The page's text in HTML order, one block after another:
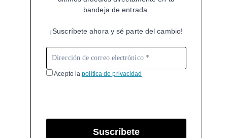
bandeja de entrada.
¡Suscríbete ahora y sé parte del cambio!
Acepto lapolítica de privacidad
Suscríbete